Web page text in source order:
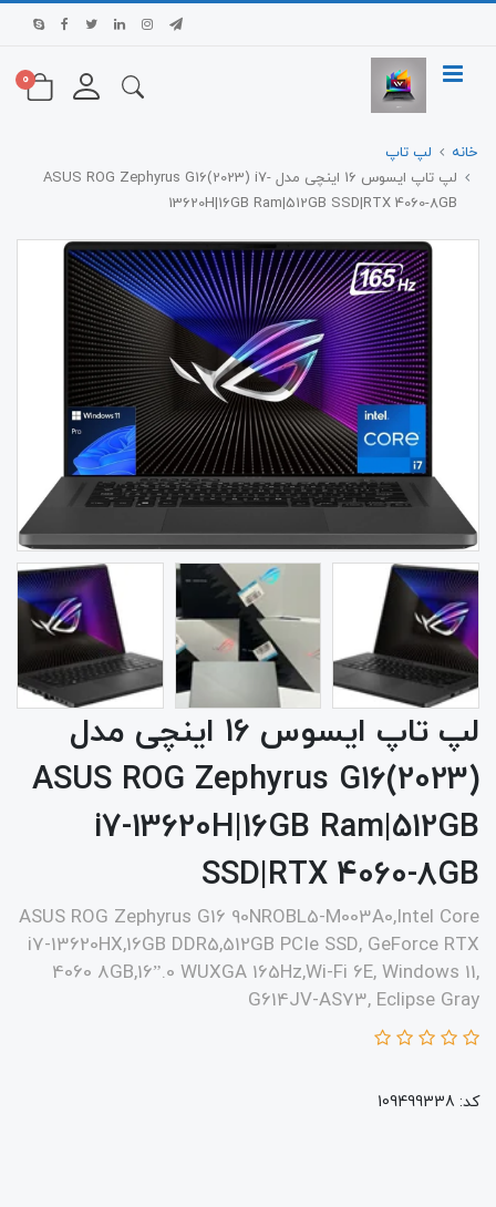
0
خانه
لپ تاپ
لپ تاپ ایسوس 16 اینچی مدل ASUS ROG Zephyrus G16(2023) i7-
13620H|16GB Ram|512GB SSD|RTX 4060-8GB
لپ تاپ ایسوس 16 اینچی مدل
ASUS ROG Zephyrus G16(2023)
i7-13620H|16GB Ram|512GB
SSD|RTX 4060-8GB
ASUS ROG Zephyrus G16 90NROBL5-M003A0,Intel Core
i7-13620HX,16GB DDR5,512GB PCIe SSD, GeForce RTX
4060 8GB,16”.0 WUXGA 165Hz,Wi-Fi 6E, Windows 11,
G614JV-AS73, Eclipse Gray
کد: 109499338